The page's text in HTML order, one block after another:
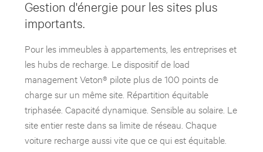
Gestion d'énergie pour les sites plus
importants.
Pour les immeubles à appartements, les entreprises et
les hubs de recharge. Le dispositif de load
management Veton® pilote plus de 100 points de
charge sur un même site. Répartition équitable
triphasée. Capacité dynamique. Sensible au solaire. Le
site entier reste dans sa limite de réseau. Chaque
voiture recharge aussi vite que ce qui est équitable.